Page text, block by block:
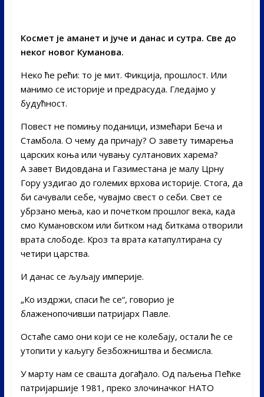
Космет је аманет и јуче и данас и сутра. Све до
неког новог Куманова.
Неко ће рећи: то је мит. Фикција, прошлост. Или
манимо се историје и предрасуда. Гледајмо у
будућност.
Повест не помињу поданици, измећари Беча и
Стамбола. О чему да причају? О завету тимарења
царских коња или чувању султанових харема?
А завет Видовдана и Газиместана је малу Црну
Гору уздигао до големих врхова историје. Стога, да
би сачували себе, чувајмо свест о себи. Свет се
убрзано мења, као и почетком прошлог века, када
смо Кумановском или битком над биткама отворили
врата слободе. Кроз та врата катапултирана су
четири царства.
И данас се љуљају империје.
„Ко издржи, спаси ће се“, говорио је
блаженопочивши патријарх Павле.
Остаће само они који се не колебају, остали ће се
утопити у каљугу безбожништва и бесмисла.
У марту нам се свашта догађало. Од паљења Пећке
патријаршије 1981, преко злочиначког НАТО